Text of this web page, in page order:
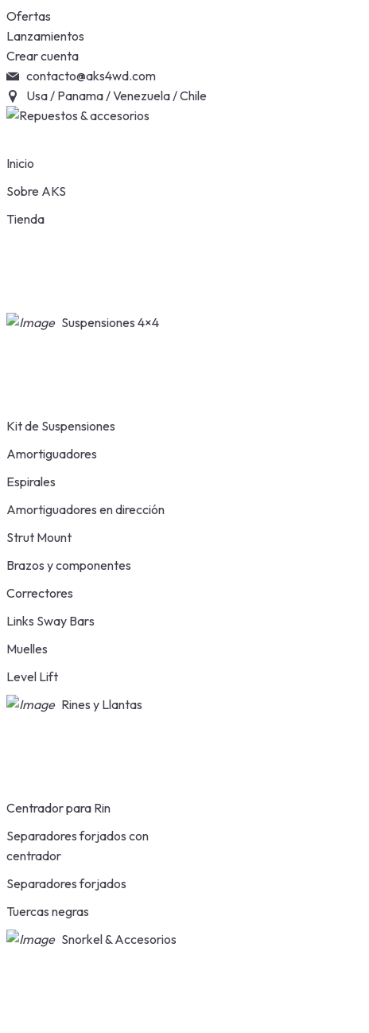
Skip
to
content
Ofertas
Lanzamientos
Crear cuenta
contacto@aks4wd.com
Usa / Panama / Venezuela / Chile
Inicio
Sobre AKS
Tienda
Suspensiones 4×4
Kit de Suspensiones
Amortiguadores
Espirales
Amortiguadores en dirección
Strut Mount
Brazos y componentes
Correctores
Links Sway Bars
Muelles
Level Lift
Rines y Llantas
Centrador para Rin
Separadores forjados con
centrador
Separadores forjados
Tuercas negras
Snorkel & Accesorios